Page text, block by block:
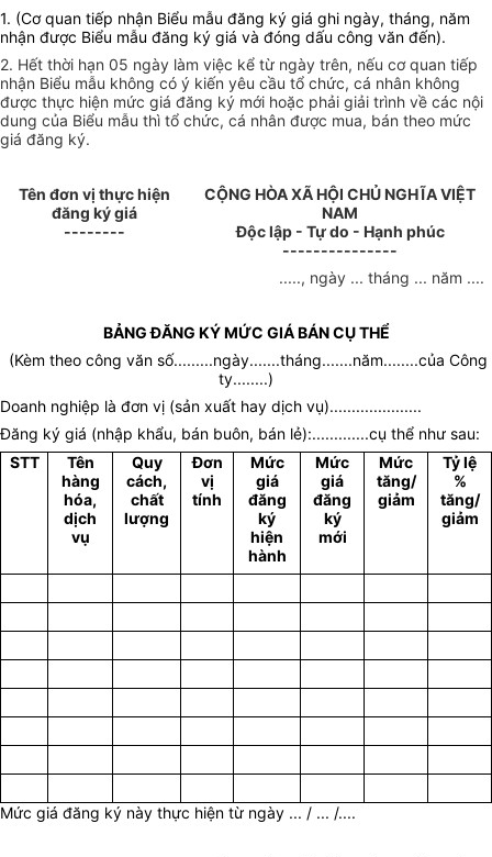
1. (Cơ quan tiếp nhận Biểu mẫu đăng ký giá ghi ngày, tháng, năm
nhận được Biểu mẫu đăng ký giá và đóng dấu công văn đến).
2. Hết thời hạn 05 ngày làm việc kể từ ngày trên, nếu cơ quan tiếp
nhận Biểu mẫu không có ý kiến yêu cầu tổ chức, cá nhân không
được thực hiện mức giá đăng ký mới hoặc phải giải trình về các nội
dung của Biểu mẫu thì tổ chức, cá nhân được mua, bán theo mức
giá đăng ký.
Tên đơn vị thực hiện
đăng ký giá
--------
CỘNG HÒA XÃ HỘI CHỦ NGHĨA VIỆT
NAM
Độc lập - Tự do - Hạnh phúc
---------------
....., ngày ... tháng ... năm ....
BẢNG ĐĂNG KÝ MỨC GIÁ BÁN CỤ THỂ
(Kèm theo công văn số.........ngày.......tháng.......năm........của Công
ty........)
Doanh nghiệp là đơn vị (sản xuất hay dịch vụ).....................
Đăng ký giá (nhập khẩu, bán buôn, bán lẻ):.............cụ thể như sau:
STT
Tên
hàng
hóa,
dịch
vụ
Quy
cách,
chất
lượng
Đơn
vị
tính
Mức
giá
đăng
ký
hiện
hành
Mức
giá
đăng
ký
mới
Mức
tăng/
giảm
Tỷ lệ
%
tăng/
giảm
Mức giá đăng ký này thực hiện từ ngày ... / ... /....